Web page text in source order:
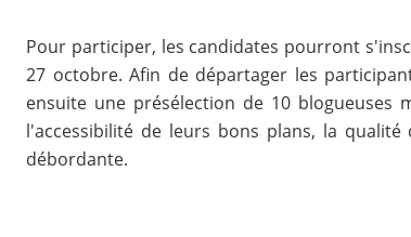
Pour participer, les candidates pourront
27 octobre. Afin de départager les
ensuite une présélection de 10 blogueuses
l'accessibilité de leurs bons plans, la
débordante.